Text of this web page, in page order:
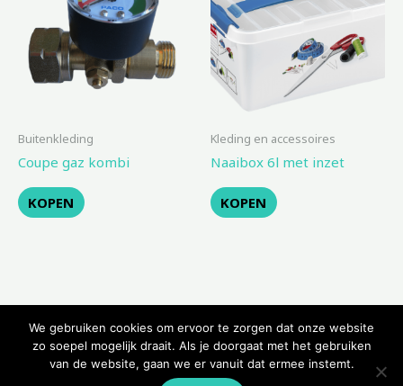
Buitenkleding
Coupe gaz kombi
KOPEN
Kleding en accessoires
Naaibox 6l met inzet
KOPEN
Copyright © 2026 Kampeerwinkeltje
We gebruiken cookies om ervoor te zorgen dat onze website
zo soepel mogelijk draait. Als je doorgaat met het gebruiken
van de website, gaan we er vanuit dat ermee instemt.